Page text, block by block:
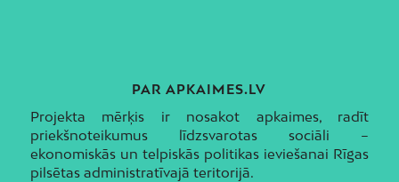
PAR APKAIMES.LV
Projekta mērķis ir nosakot apkaimes, radīt
priekšnoteikumus līdzsvarotas sociāli –
ekonomiskās un telpiskās politikas ieviešanai Rīgas
pilsētas administratīvajā teritorijā.